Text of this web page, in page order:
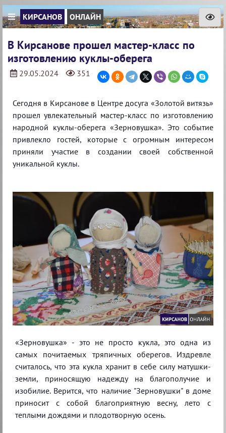
КИРСАНОВ ОНЛАЙН
В Кирсанове прошел мастер-класс по
изготовлению куклы-оберега
29.05.2024 351
Сегодня в Кирсанове в Центре досуга «Золотой витязь»
прошел увлекательный мастер-класс по изготовлению
народной куклы-оберега «Зерновушка». Это событие
привлекло гостей, которые с огромным интересом
приняли участие в создании своей собственной
уникальной куклы.
«Зерновушка» - это не просто кукла, это одна из
самых почитаемых тряпичных оберегов. Издревле
считалось, что эта кукла хранит в себе силу матушки-
земли, приносящую надежду на благополучие и
изобилие. Верится, что наличие "Зерновушки" в доме
приносит с собой благоприятную весну, лето с
теплыми дождями и плодотворную осень.